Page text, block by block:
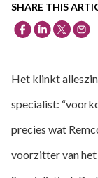
SHARE THIS
Het klinkt
specialist:
precies wat
voorzitter van